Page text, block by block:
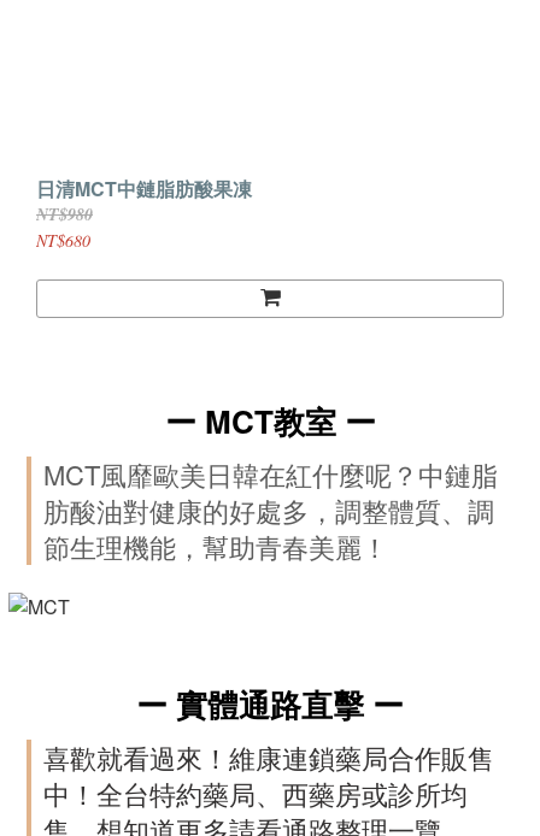
日清MCT中鏈脂肪酸果凍
NT$980
NT$680
ー MCT教室 ー
MCT風靡歐美日韓在紅什麼呢？中鏈脂
肪酸油對健康的好處多，調整體質、調
節生理機能，幫助青春美麗！
ー 實體通路直擊 ー
喜歡就看過來！維康連鎖藥局合作販售
中！全台特約藥局、西藥房或診所均